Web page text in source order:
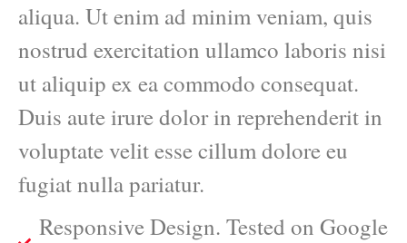
aliqua. Ut enim ad minim veniam, quis
nostrud exercitation ullamco laboris nisi
ut aliquip ex ea commodo consequat.
Duis aute irure dolor in reprehenderit in
voluptate velit esse cillum dolore eu
fugiat nulla pariatur.
Responsive Design. Tested on Google